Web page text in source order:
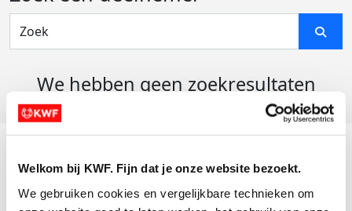
Welkom bij KWF. Fijn dat je onze website bezoekt.
We gebruiken cookies en vergelijkbare technieken om
We hebben geen zoekresultaten
Actiematerialen
Evenementen